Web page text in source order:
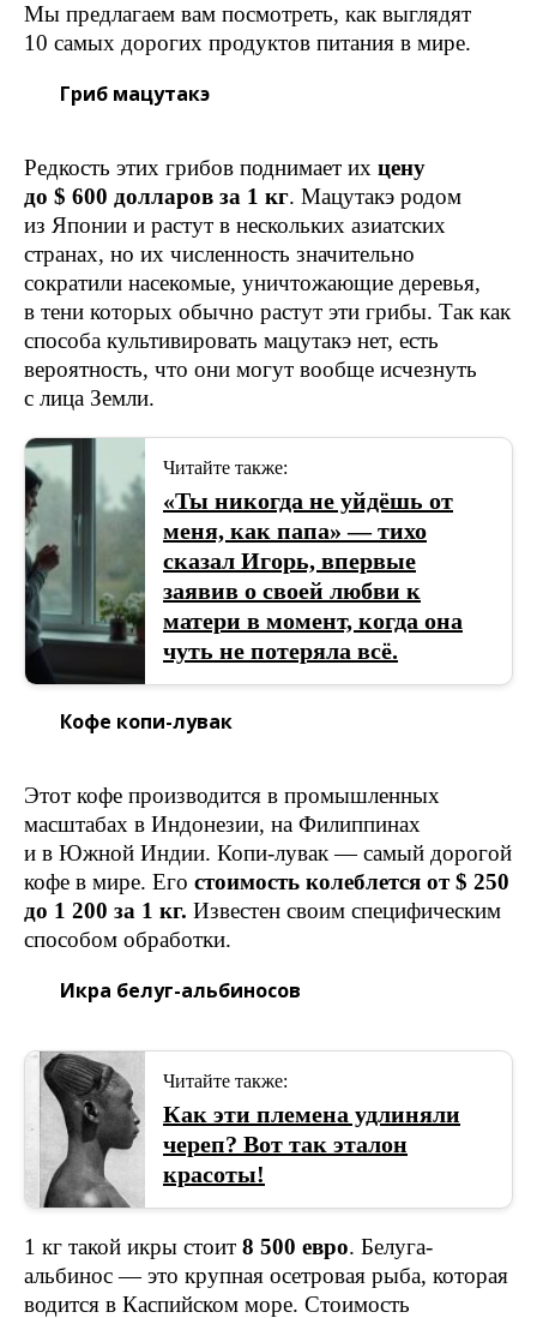
Мы предлагаем вам посмотреть, как выглядят
10 самых дорогих продуктов питания в мире.
Гриб мацутакэ
Редкость этих грибов поднимает их цену
до $ 600 долларов за 1 кг. Мацутакэ родом
из Японии и растут в нескольких азиатских
странах, но их численность значительно
сократили насекомые, уничтожающие деревья,
в тени которых обычно растут эти грибы. Так как
способа культивировать мацутакэ нет, есть
вероятность, что они могут вообще исчезнуть
с лица Земли.
Читайте также:
«Ты никогда не уйдёшь от
меня, как папа» — тихо
сказал Игорь, впервые
заявив о своей любви к
матери в момент, когда она
чуть не потеряла всё.
Кофе копи-лувак
Этот кофе производится в промышленных
масштабах в Индонезии, на Филиппинах
и в Южной Индии. Копи-лувак — самый дорогой
кофе в мире. Его стоимость колеблется от $ 250
до 1 200 за 1 кг. Известен своим специфическим
способом обработки.
Икра белуг-альбиносов
Читайте также:
Как эти племена удлиняли
череп? Вот так эталон
красоты!
1 кг такой икры стоит 8 500 евро. Белуга-
альбинос — это крупная осетровая рыба, которая
водится в Каспийском море. Стоимость